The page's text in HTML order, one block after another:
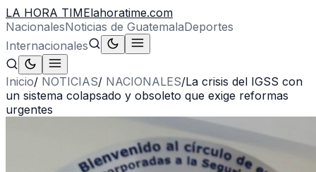
LA HORA TIMElahoratime.com
NacionalesNoticias de GuatemalaDeportes
Internacionales
Inicio/ NOTICIAS/ NACIONALES/La crisis del IGSS con
un sistema colapsado y obsoleto que exige reformas
urgentes